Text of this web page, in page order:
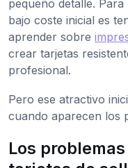
pequeño detalle.
bajo coste inicial es
aprender sobre
crear tarjetas
profesional.
Pero ese atractivo
cuando aparecen los
Los